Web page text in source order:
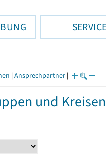
| Ansprechpartner |
und Kreisen